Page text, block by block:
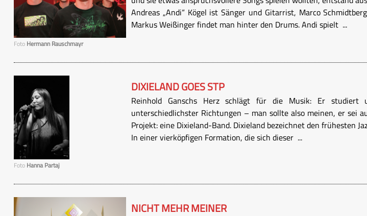
Foto Hermann Rauschmayr
Andreas „Andi“ Kögel ist Sänger und Gitarrist, Marco
Markus Weißinger findet man hinter den Drums. Andi spielt ...
Foto Hanna Partaj
DIXIELAND GOES STP
Reinhold Ganschs Herz schlägt für die Musik: Er studiert
unterschiedlichster Richtungen – man sollte also meinen, er sei
Projekt: eine Dixieland-Band. Dixieland bezeichnet den frühesten
In einer vierköpfigen Formation, die sich dieser ...
NICHT MEHR MEINER